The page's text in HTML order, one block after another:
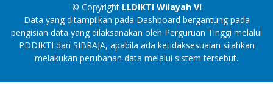
© Copyright LLDIKTI Wilayah VI
Data yang ditampilkan pada Dashboard bergantung pada
pengisian data yang dilaksanakan oleh Perguruan Tinggi melalui
PDDIKTI dan SIBRAJA, apabila ada ketidaksesuaian silahkan
melakukan perubahan data melalui sistem tersebut.